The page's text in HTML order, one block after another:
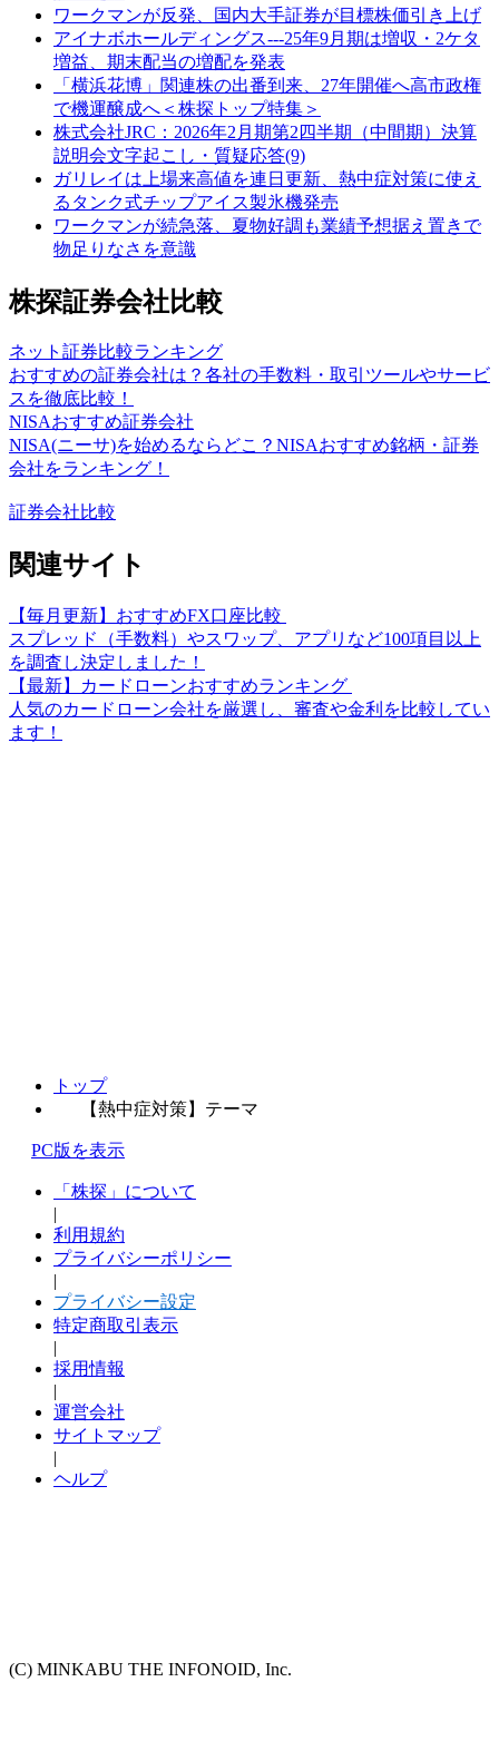
ワークマンが反発、国内大手証券が目標株価引き上げ
アイナボホールディングス---25年9月期は増収・2ケタ
増益、期末配当の増配を発表
「横浜花博」関連株の出番到来、27年開催へ高市政権
で機運醸成へ＜株探トップ特集＞
株式会社JRC：2026年2月期第2四半期（中間期）決算
説明会文字起こし・質疑応答(9)
ガリレイは上場来高値を連日更新、熱中症対策に使え
るタンク式チップアイス製氷機発売
ワークマンが続急落、夏物好調も業績予想据え置きで
物足りなさを意識
株探証券会社比較
ネット証券比較ランキング
おすすめの証券会社は？各社の手数料・取引ツールやサービ
スを徹底比較！
NISAおすすめ証券会社
NISA(ニーサ)を始めるならどこ？NISAおすすめ銘柄・証券
会社をランキング！
証券会社比較
関連サイト
【毎月更新】おすすめFX口座比較
スプレッド（手数料）やスワップ、アプリなど100項目以上
を調査し決定しました！
【最新】カードローンおすすめランキング
人気のカードローン会社を厳選し、審査や金利を比較してい
ます！
トップ
【熱中症対策】テーマ
PC版を表示
「株探」について
|
利用規約
プライバシーポリシー
|
プライバシー設定
特定商取引表示
|
採用情報
|
運営会社
サイトマップ
|
ヘルプ
(C) MINKABU THE INFONOID, Inc.